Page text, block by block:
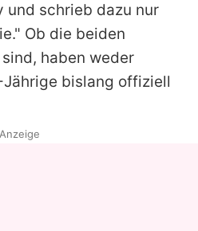
und schrieb dazu nur
Ob die beiden
haben weder
bislang offiziell
Anzeige